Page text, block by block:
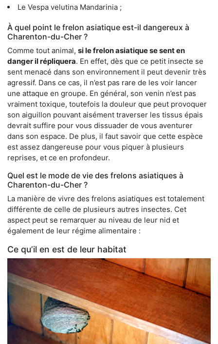
Le Vespa velutina Mandarinia ;
À quel point le frelon asiatique est-il dangereux à
Charenton-du-Cher ?
Comme tout animal, si le frelon asiatique se sent en
danger il répliquera. En effet, dès que ce petit insecte se
sent menacé dans son environnement il peut devenir très
agressif. Dans ce cas, il n’est pas rare de les voir lancer
une attaque en groupe. En général, son venin n’est pas
vraiment toxique, toutefois la douleur que peut provoquer
son aiguillon pouvant aisément traverser les tissus épais
devrait suffire pour vous dissuader de vous aventurer
dans son espace. De plus, il faut savoir que cette espèce
est assez dangereuse pour vous piquer à plusieurs
reprises, et ce en profondeur.
Quel est le mode de vie des frelons asiatiques à
Charenton-du-Cher ?
La manière de vivre des frelons asiatiques est totalement
différente de celle de plusieurs autres insectes. Cet
aspect peut se remarquer au niveau de leur nid et
également de leur régime alimentaire :
Ce qu’il en est de leur habitat